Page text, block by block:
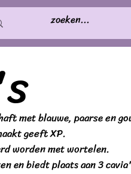
met blauwe, paarse en
geeft XP.
worden met wortelen.
en biedt plaats aan 3